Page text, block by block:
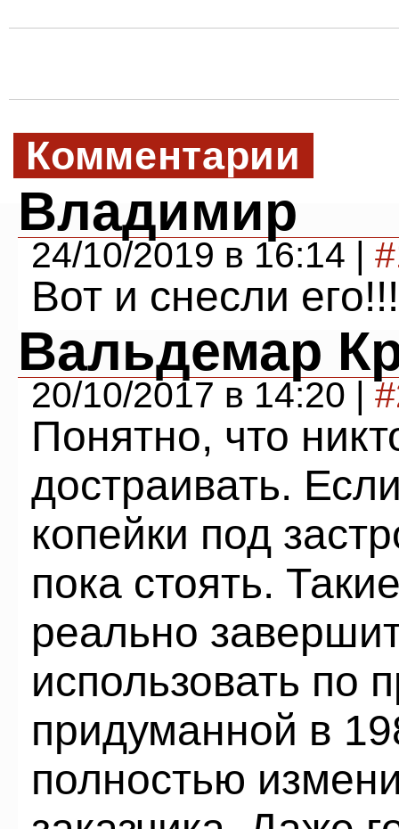
Комментарии
Владимир
24/10/2019 в 16:14 |
Вот и снесли его!!!
Вальдемар
20/10/2017 в 14:20 |
Понятно, что
достраивать.
копейки под
пока стоять.
реально
использовать по
придуманной в
полностью